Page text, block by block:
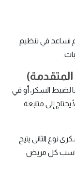
تساعد في تنظيم
لضبط السكر، أو في
إلى متابعة
نوع الثاني يتيح
كل مريض